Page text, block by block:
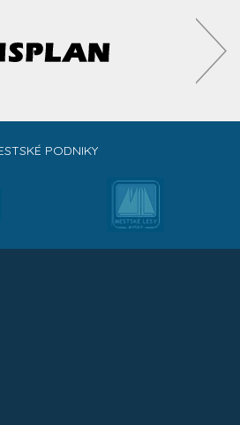
PODNIKY